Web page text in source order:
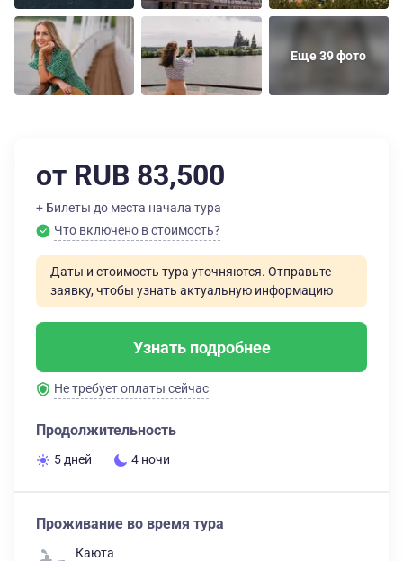
Еще 39 фото
от RUB 83,500
+ Билеты до места начала тура
Что включено в стоимость?
Даты и стоимость тура уточняются. Отправьте
заявку, чтобы узнать актуальную информацию
Узнать подробнее
Не требует оплаты сейчас
Продолжительность
5 дней 4 ночи
Проживание во время тура
Каюта